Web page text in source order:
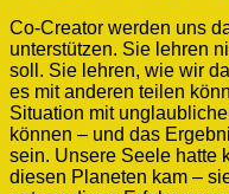
Co-Creator werden uns
unterstützen. Sie lehren
soll. Sie lehren, wie wir
es mit anderen teilen
Situation mit
können – und das
sein. Unsere Seele hatte
diesen Planeten kam –